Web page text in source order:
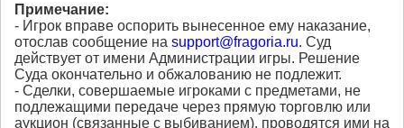
Примечание:
- Игрок вправе оспорить вынесенное ему наказание,
отослав сообщение на support@fragoria.ru. Суд
действует от имени Администрации игры. Решение
Суда окончательно и обжалованию не подлежит.
- Сделки, совершаемые игроками с предметами, не
подлежащими передаче через прямую торговлю или
аукцион (связанные с выбиванием), проводятся ими на